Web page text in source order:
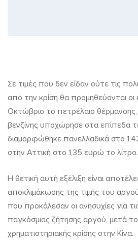
Φθηνό
πετρέλαιο
φέτος
τον
χειμώνα
Σε τιμές που δεν είδαν ούτε τις
από την κρίση θα προμηθεύονται
Οκτώβριο το πετρέλαιο
βενζίνης υποχώρησε στα επίπεδα
διαμορφώθηκε πανελλαδικά στο
στην Αττική στο 1,35 ευρώ το λίτρο.
Η θετική αυτή εξέλιξη είναι
αποκλιμάκωσης της τιμής του
που προκάλεσαν οι ανησυχίες για
παγκόσμιας ζήτησης αργού, μετά
χρηματιστηριακής κρίσης στην Κίνα.